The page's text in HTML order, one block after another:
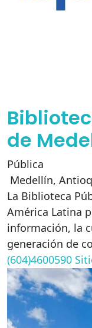
de
Pública
Medellín,
La Biblioteca
América Latina
información, la
generación de
(604)4600590